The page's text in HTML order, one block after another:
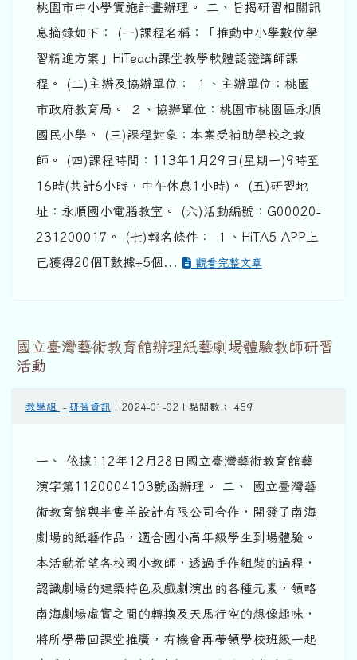
桃園市中小學實施計畫辦理。 二、旨揭研習相關訊
息摘錄如下： (一)課程名稱：「推動中小學數位學
習精進方案」HiTeach課堂教學軟體認證講師課
程。 (二)主辦及協辦單位： １、主辦單位：桃園
市政府教育局。 ２、協辦單位：桃園市桃園區永順
國民小學。 (三)課程對象：本案受補助學校之教
師。 (四)課程時間：113年1月29日(星期一)9時至
16時(共計6小時，中午休息1小時)。 (五)研習地
址：永順國小電腦教室。 (六)活動編號：G00020-
231200017。 (七)報名條件： １、HiTA5 APP上
已獲得20個T數據+5個...
觀看完整文章
國立臺灣藝術教育館辦理紙藝劇場體驗教師研習
活動
教學組 - 研習資訊 | 2024-01-02 | 點閱數： 459
一、 依據112年12月28日國立臺灣藝術教育館藝
演字第1120004103號函辦理。 二、 國立臺灣藝
術教育館與半隻羊設計有限公司合作，開發了南海
劇場的紙藝作品，適合國小高年級學生到場體驗。
本活動希望各校國小教師，透過手作組裝的過程，
認識劇場的建築特色及戲劇演出的各種元素，領略
南海劇場虛實之間的轉換及天馬行空的想像趣味，
將所學帶回課堂推廣，有機會再帶領學校班級一起